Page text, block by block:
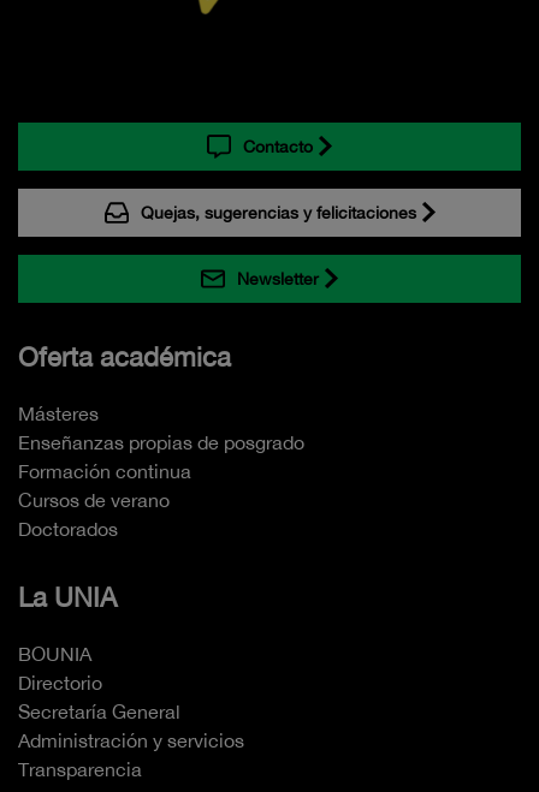
Contacto
Quejas, sugerencias y felicitaciones
Newsletter
Oferta académica
Másteres
Enseñanzas propias de posgrado
Formación continua
Cursos de verano
Doctorados
La UNIA
BOUNIA
Directorio
Secretaría General
Administración y servicios
Transparencia